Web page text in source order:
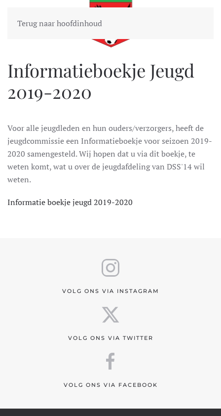
Terug naar hoofdinhoud
Informatieboekje Jeugd
2019-2020
Voor alle jeugdleden en hun ouders/verzorgers, heeft de
jeugdcommissie een Informatieboekje voor seizoen 2019-
2020 samengesteld. Wij hopen dat u via dit boekje, te
weten komt, wat u over de jeugdafdeling van DSS'14 wil
weten.
Informatie boekje jeugd 2019-2020
VOLG ONS VIA INSTAGRAM
VOLG ONS VIA TWITTER
VOLG ONS VIA FACEBOOK